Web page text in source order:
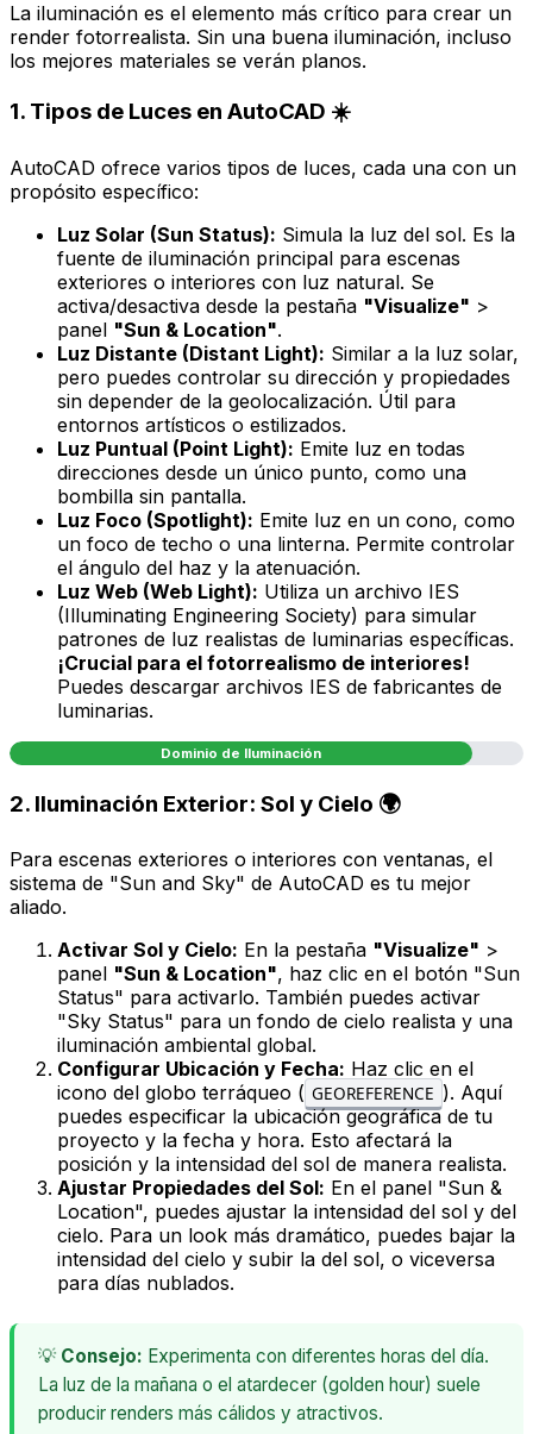
La iluminación es el elemento más crítico para crear un
render fotorrealista. Sin una buena iluminación, incluso
los mejores materiales se verán planos.
1. Tipos de Luces en AutoCAD ☀️
AutoCAD ofrece varios tipos de luces, cada una con un
propósito específico:
Luz Solar (Sun Status): Simula la luz del sol. Es la
fuente de iluminación principal para escenas
exteriores o interiores con luz natural. Se
activa/desactiva desde la pestaña "Visualize" >
panel "Sun & Location".
Luz Distante (Distant Light): Similar a la luz solar,
pero puedes controlar su dirección y propiedades
sin depender de la geolocalización. Útil para
entornos artísticos o estilizados.
Luz Puntual (Point Light): Emite luz en todas
direcciones desde un único punto, como una
bombilla sin pantalla.
Luz Foco (Spotlight): Emite luz en un cono, como
un foco de techo o una linterna. Permite controlar
el ángulo del haz y la atenuación.
Luz Web (Web Light): Utiliza un archivo IES
(Illuminating Engineering Society) para simular
patrones de luz realistas de luminarias específicas.
¡Crucial para el fotorrealismo de interiores!
Puedes descargar archivos IES de fabricantes de
luminarias.
Dominio de Iluminación
2. Iluminación Exterior: Sol y Cielo 🌍
Para escenas exteriores o interiores con ventanas, el
sistema de "Sun and Sky" de AutoCAD es tu mejor
aliado.
Activar Sol y Cielo: En la pestaña "Visualize" >
panel "Sun & Location", haz clic en el botón "Sun
Status" para activarlo. También puedes activar
"Sky Status" para un fondo de cielo realista y una
iluminación ambiental global.
Configurar Ubicación y Fecha: Haz clic en el
icono del globo terráqueo ( GEOREFERENCE ). Aquí
puedes especificar la ubicación geográfica de tu
proyecto y la fecha y hora. Esto afectará la
posición y la intensidad del sol de manera realista.
Ajustar Propiedades del Sol: En el panel "Sun &
Location", puedes ajustar la intensidad del sol y del
cielo. Para un look más dramático, puedes bajar la
intensidad del cielo y subir la del sol, o viceversa
para días nublados.
💡 Consejo: Experimenta con diferentes horas del día.
La luz de la mañana o el atardecer (golden hour) suele
producir renders más cálidos y atractivos.